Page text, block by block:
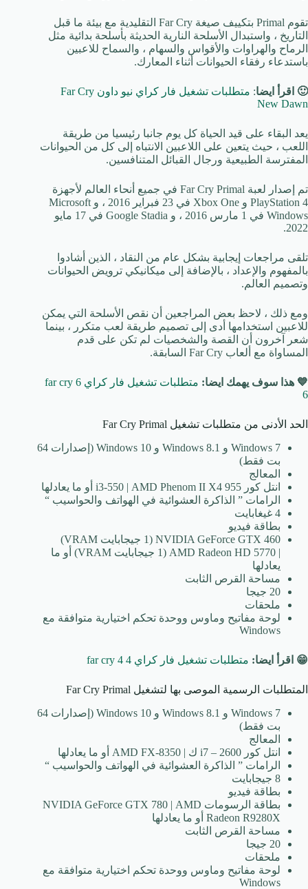
تقوم Primal بتكييف صيغة Far Cry التقليدية مع بيئة ما قبل
التاريخ ، واستبدال الأسلحة النارية الحديثة بأسلحة بدائية مثل
الرماح والهراوات والأقواس والسهام ، والسماح للاعبين
باستدعاء رفقاء الحيوانات أثناء المعارك.
🙂 اقرأ ايضا:
متطلبات تشغيل فار كراي نيو داون Far Cry
New Dawn
يعد البقاء على قيد الحياة كل يوم جانبا رئيسيا من طريقة
اللعب ، حيث يتعين على اللاعبين الانتباه إلى كل من الحيوانات
المفترسة الطبيعية ورجال القبائل المتنافسين.
تم إصدار لعبة Far Cry Primal في جميع أنحاء العالم لأجهزة
PlayStation 4 و Xbox One في 23 فبراير 2016 ، و Microsoft
Windows في 1 مارس 2016 ، و Google Stadia في 17 مايو
2022.
تلقى مراجعات إيجابية بشكل عام من النقاد ، الذين أشادوا
بالمفهوم والإعداد ، بالإضافة إلى ميكانيكي ترويض الحيوانات
وتصميم العالم.
ومع ذلك ، لاحظ بعض المراجعين أن نقص الأسلحة التي يمكن
للاعبين استخدامها أدى إلى تصميم طريقة لعب متكرر ، بينما
شعر آخرون أن القصة والشخصيات لم تكن على قدم
المساواة مع ألعاب Far Cry السابقة.
💙 هذا سوف يهمك ايضا:
متطلبات تشغيل فار كراي 6 far cry
6
الحد الأدنى من متطلبات تشغيل Far Cry Primal
Windows 7 و Windows 8.1 و Windows 10 (إصدارات 64
بت فقط)
المعالج
انتل كور i3-550 | AMD Phenom II X4 955 أو ما يعادلها
الرامات ” الذاكرة العشوائية في الهواتف والحواسيب “
4 غيغابايت
بطاقة فيديو
NVIDIA GeForce GTX 460 (1 جيجابايت VRAM)
| AMD Radeon HD 5770 (1 جيجابايت VRAM) أو ما
يعادلها
مساحة القرص الثابت
20 جيجا
ملحقات
لوحة مفاتيح وماوس ووحدة تحكم اختيارية متوافقة مع
Windows
😁 اقرأ ايضا: متطلبات تشغيل فار كراي 4 far cry 4
المتطلبات الرسمية الموصى بها لتشغيل Far Cry Primal
Windows 7 و Windows 8.1 و Windows 10 (إصدارات 64
بت فقط)
المعالج
انتل كور i7 – 2600 ك | AMD FX-8350 أو ما يعادلها
الرامات ” الذاكرة العشوائية في الهواتف والحواسيب “
8 جيجابايت
بطاقة فيديو
بطاقة الرسومات NVIDIA GeForce GTX 780 | AMD
Radeon R9280X أو ما يعادلها
مساحة القرص الثابت
20 جيجا
ملحقات
لوحة مفاتيح وماوس ووحدة تحكم اختيارية متوافقة مع
Windows